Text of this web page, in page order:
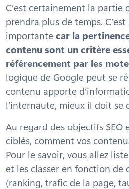
C’est certainement la partie
prendra plus de temps.
importantecar la
contenu sont un critère
référencement par les
logique de Google peut se
contenu apporte
l’internaute, mieux il doit se
Au regard des objectifs SEO
ciblés, comment vos
Pour le savoir, vous allez
et les classer en fonction de
(ranking, trafic de la page,